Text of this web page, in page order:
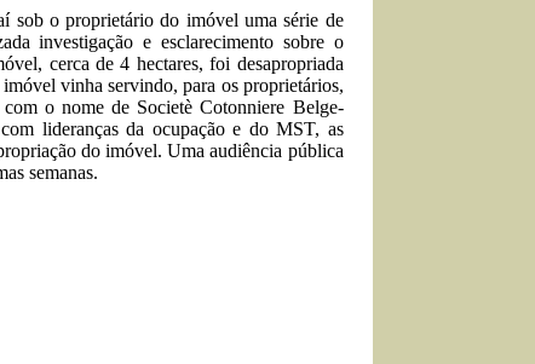
sob o proprietário do imóvel uma série de
investigação e esclarecimento sobre o
cerca de 4 hectares, foi desapropriada
vinha servindo, para os proprietários,
o nome de Societè Cotonniere Belge-
lideranças da ocupação e do MST, as
do imóvel. Uma audiência pública
semanas.